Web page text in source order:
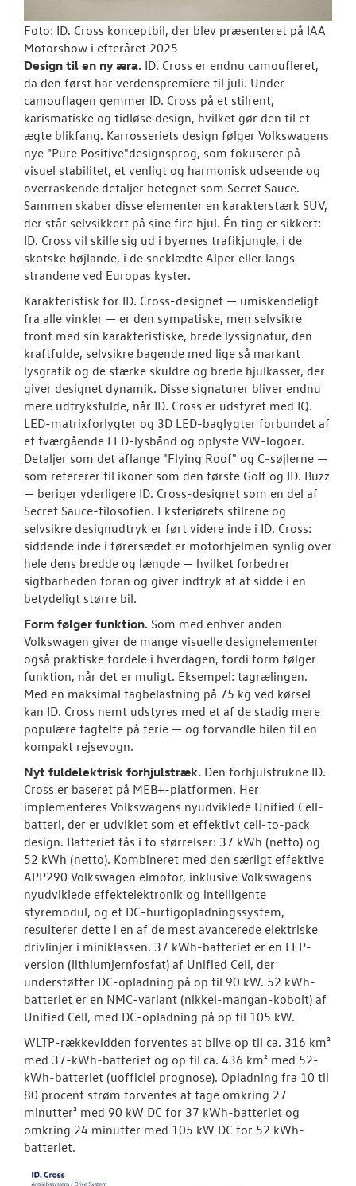
Foto: ID. Cross konceptbil, der blev præsenteret på IAA
Motorshow i efteråret 2025
Design til en ny æra. ID. Cross er endnu camoufleret,
da den først har verdenspremiere til juli. Under
camouflagen gemmer ID. Cross på et stilrent,
karismatiske og tidløse design, hvilket gør den til et
ægte blikfang. Karrosseriets design følger Volkswagens
nye "Pure Positive"designsprog, som fokuserer på
visuel stabilitet, et venligt og harmonisk udseende og
overraskende detaljer betegnet som Secret Sauce.
Sammen skaber disse elementer en karakterstærk SUV,
der står selvsikkert på sine fire hjul. Én ting er sikkert:
ID. Cross vil skille sig ud i byernes trafikjungle, i de
skotske højlande, i de sneklædte Alper eller langs
strandene ved Europas kyster.
Karakteristisk for ID. Cross-designet — umiskendeligt
fra alle vinkler — er den sympatiske, men selvsikre
front med sin karakteristiske, brede lyssignatur, den
kraftfulde, selvsikre bagende med lige så markant
lysgrafik og de stærke skuldre og brede hjulkasser, der
giver designet dynamik. Disse signaturer bliver endnu
mere udtryksfulde, når ID. Cross er udstyret med IQ.
LED-matrixforlygter og 3D LED-baglygter forbundet af
et tværgående LED-lysbånd og oplyste VW-logoer.
Detaljer som det aflange "Flying Roof" og C-søjlerne —
som refererer til ikoner som den første Golf og ID. Buzz
— beriger yderligere ID. Cross-designet som en del af
Secret Sauce-filosofien. Eksteriørets stilrene og
selvsikre designudtryk er ført videre inde i ID. Cross:
siddende inde i førersædet er motorhjelmen synlig over
hele dens bredde og længde — hvilket forbedrer
sigtbarheden foran og giver indtryk af at sidde i en
betydeligt større bil.
Form følger funktion. Som med enhver anden
Volkswagen giver de mange visuelle designelementer
også praktiske fordele i hverdagen, fordi form følger
funktion, når det er muligt. Eksempel: tagrælingen.
Med en maksimal tagbelastning på 75 kg ved kørsel
kan ID. Cross nemt udstyres med et af de stadig mere
populære tagtelte på ferie — og forvandle bilen til en
kompakt rejsevogn.
Nyt fuldelektrisk forhjulstræk. Den forhjulstrukne ID.
Cross er baseret på MEB+-platformen. Her
implementeres Volkswagens nyudviklede Unified Cell-
batteri, der er udviklet som et effektivt cell-to-pack
design. Batteriet fås i to størrelser: 37 kWh (netto) og
52 kWh (netto). Kombineret med den særligt effektive
APP290 Volkswagen elmotor, inklusive Volkswagens
nyudviklede effektelektronik og intelligente
styremodul, og et DC-hurtigopladningssystem,
resulterer dette i en af de mest avancerede elektriske
drivlinjer i miniklassen. 37 kWh-batteriet er en LFP-
version (lithiumjernfosfat) af Unified Cell, der
understøtter DC-opladning på op til 90 kW. 52 kWh-
batteriet er en NMC-variant (nikkel-mangan-kobolt) af
Unified Cell, med DC-opladning på op til 105 kW.
WLTP-rækkevidden forventes at blive op til ca. 316 km²
med 37-kWh-batteriet og op til ca. 436 km² med 52-
kWh-batteriet (uofficiel prognose). Opladning fra 10 til
80 procent strøm forventes at tage omkring 27
minutter² med 90 kW DC for 37 kWh-batteriet og
omkring 24 minutter med 105 kW DC for 52 kWh-
batteriet.